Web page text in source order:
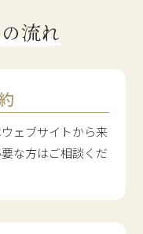
流れ
ェブサイトから来
な方はご相談くだ